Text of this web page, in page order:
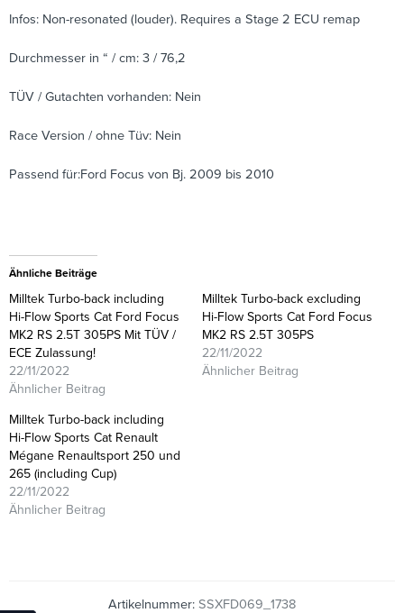
Infos: Non-resonated (louder). Requires a Stage 2 ECU remap
Durchmesser in “ / cm: 3 / 76,2
TÜV / Gutachten vorhanden: Nein
Race Version / ohne Tüv: Nein
Passend für:Ford Focus von Bj. 2009 bis 2010
Ähnliche Beiträge
Milltek Turbo-back including
Hi-Flow Sports Cat Ford Focus
MK2 RS 2.5T 305PS Mit TÜV /
ECE Zulassung!
22/11/2022
Ähnlicher Beitrag
Milltek Turbo-back excluding
Hi-Flow Sports Cat Ford Focus
MK2 RS 2.5T 305PS
22/11/2022
Ähnlicher Beitrag
Milltek Turbo-back including
Hi-Flow Sports Cat Renault
Mégane Renaultsport 250 und
265 (including Cup)
22/11/2022
Ähnlicher Beitrag
Artikelnummer: SSXFD069_1738